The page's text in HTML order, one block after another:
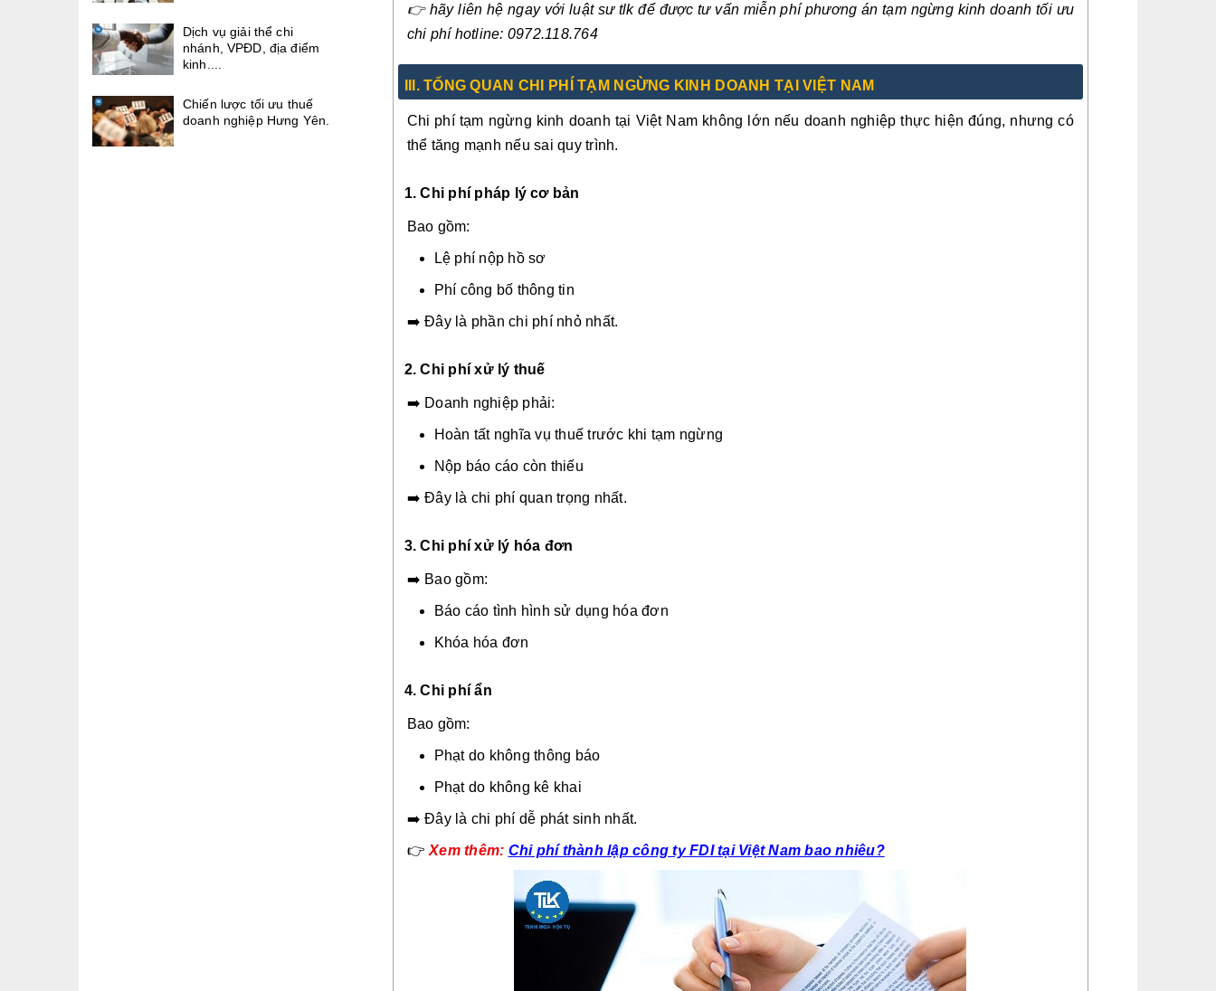
👉 hãy liên hệ ngay với luật sư tlk để được tư vấn miễn phí phương án tạm ngừng kinh doanh tối ưu
chi phí hotline: 0972.118.764
I.TỔNG QUAN CHI PHÍ TẠM NGỪNG KINH DOANH TẠI VIỆT NAM
Chi phí tạm ngừng kinh doanh tại Việt Nam không lớn nếu doanh nghiệp thực hiện đúng, nhưng có
thể tăng mạnh nếu sai quy trình.
1. Chi phí pháp lý cơ bản
Bao gồm:
Lệ phí nộp hồ sơ
Phí công bố thông tin
➡️ Đây là phần chi phí nhỏ nhất.
2. Chi phí xử lý thuế
➡️ Doanh nghiệp phải:
Hoàn tất nghĩa vụ thuế trước khi tạm ngừng
Nộp báo cáo còn thiếu
➡️ Đây là chi phí quan trọng nhất.
3. Chi phí xử lý hóa đơn
➡️ Bao gồm:
Báo cáo tình hình sử dụng hóa đơn
Khóa hóa đơn
4. Chi phí ẩn
Bao gồm:
Phạt do không thông báo
Phạt do không kê khai
➡️ Đây là chi phí dễ phát sinh nhất.
👉 Xem thêm: Chi phí thành lập công ty FDI tại Việt Nam bao nhiêu?
Dịch vụ giải thể chi
nhánh, VPĐD, địa điểm
kinh....
Chiến lược tối ưu thuế
doanh nghiệp Hưng Yên.